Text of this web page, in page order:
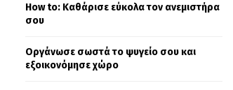
o
r
How to: Καθάρισε εύκολα τον ανεμιστήρα
σου
Οργάνωσε σωστά το ψυγείο σου και
εξοικονόμησε χώρο